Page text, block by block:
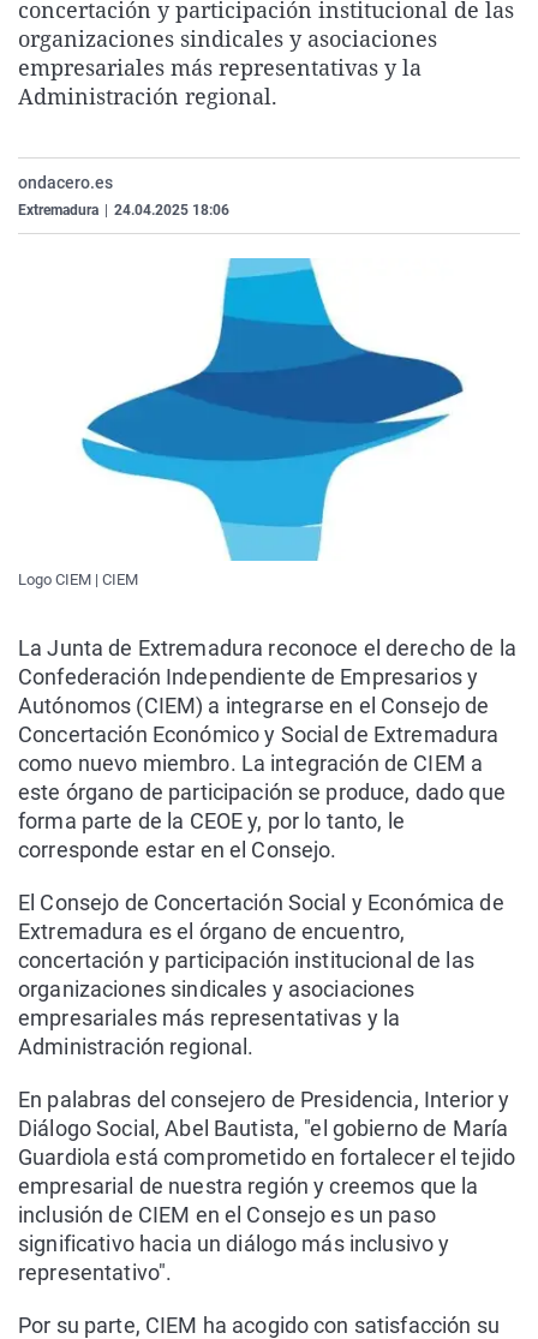
La rosa de los vientos
Gente viajera
Caso
Retornados
Extremadura
Galicia
Virales
Televisión
concertación y participación institucional de las
organizaciones sindicales y asociaciones
empresariales más representativas y la
Administración regional.
ondacero.es
Extremadura 24.04.2025 18:06
Logo CIEM | CIEM
La Junta de Extremadura reconoce el derecho de la
Confederación Independiente de Empresarios y
Autónomos (CIEM) a integrarse en el Consejo de
Concertación Económico y Social de Extremadura
como nuevo miembro. La integración de CIEM a
este órgano de participación se produce, dado que
forma parte de la CEOE y, por lo tanto, le
corresponde estar en el Consejo.
El Consejo de Concertación Social y Económica de
Extremadura es el órgano de encuentro,
concertación y participación institucional de las
organizaciones sindicales y asociaciones
empresariales más representativas y la
Administración regional.
En palabras del consejero de Presidencia, Interior y
Diálogo Social, Abel Bautista, "el gobierno de María
Guardiola está comprometido en fortalecer el tejido
empresarial de nuestra región y creemos que la
inclusión de CIEM en el Consejo es un paso
significativo hacia un diálogo más inclusivo y
representativo".
Por su parte, CIEM ha acogido con satisfacción su